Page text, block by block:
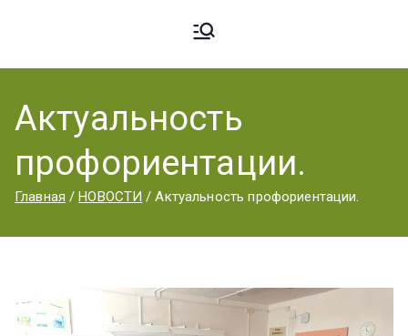
Ардато
вский
Аграрн
ый
техникум».
Актуальность
профориентации.
Главная НОВОСТИ Актуальность профориентации.